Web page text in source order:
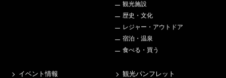
観光施設
歴史・文化
レジャー・アウトドア
宿泊・温泉
食べる・買う
イベント情報 観光パンフレット